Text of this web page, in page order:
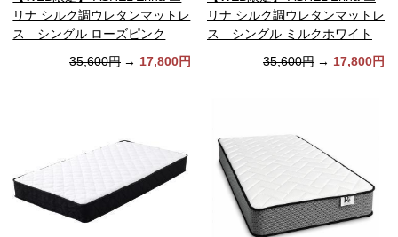
リナ シルク調ウレタンマットレ
ス シングル ローズピンク
35,600円 → 17,800円
リナ シルク調ウレタンマットレ
ス シングル ミルクホワイト
35,600円 → 17,800円